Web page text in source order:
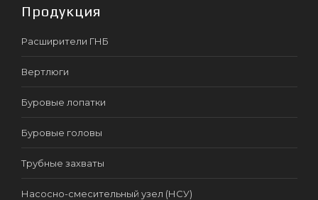
Продукция
Расширители ГНБ
Вертлюги
Буровые лопатки
Буровые головы
Трубные захваты
Насосно-смесительный узел (НСУ)